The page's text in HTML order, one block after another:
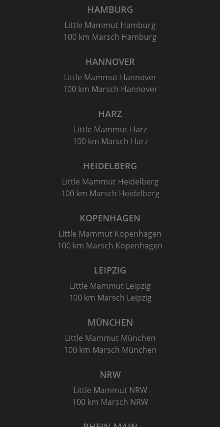
HAMBURG
Little Mammut Hamburg
100 km Marsch Hamburg
HANNOVER
Little Mammut Hannover
100 km Marsch Hannover
HARZ
Little Mammut Harz
100 km Marsch Harz
HEIDELBERG
Little Mammut Heidelberg
100 km Marsch Heidelberg
KOPENHAGEN
Little Mammut Kopenhagen
100 km Marsch Kopenhagen
LEIPZIG
Little Mammut Leipzig
100 km Marsch Leipzig
MÜNCHEN
Little Mammut München
100 km Marsch München
NRW
Little Mammut NRW
100 km Marsch NRW